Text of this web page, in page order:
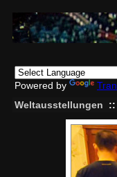
Powered by
Weltausstellungen
::